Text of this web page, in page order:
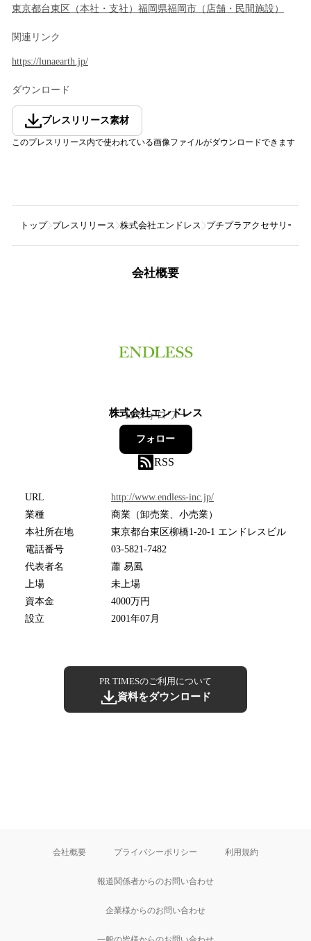
東京都台東区 （本社・支社 ） 福岡県福岡市 （ 店舗・民間施設 ）
関連リンク
https://lunaearth.jp/
ダウンロード
プレスリリース素材
このプレスリリース内で使われている画像ファイルがダウンロードできます
トップ プレスリリース 株式会社エンドレス プチプラアクセサリーブ
会社概要
株式会社エンドレス
19フォロワー
フォロー
RSS
URL
http://www.endless-inc.jp/
業種
商業（卸売業、小売業）
本社所在地
東京都台東区柳橋1-20-1 エンドレスビル
電話番号
03-5821-7482
代表者名
蕭 易風
上場
未上場
資本金
4000万円
設立
2001年07月
PR TIMESのご利用について
資料をダウンロード
会社概要 プライバシーポリシー 利用規約
報道関係者からのお問い合わせ
企業様からのお問い合わせ